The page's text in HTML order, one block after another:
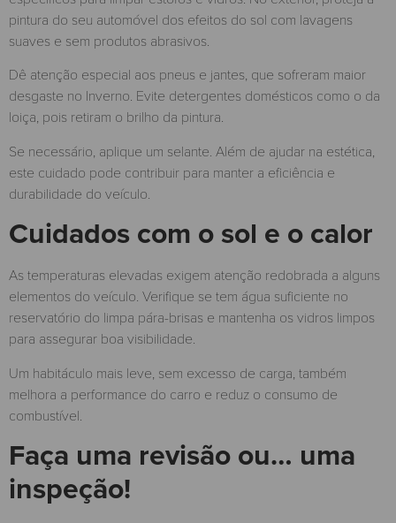
pintura do seu automóvel dos efeitos do sol com lavagens
suaves e sem produtos abrasivos.
Dê atenção especial aos pneus e jantes, que sofreram maior
desgaste no Inverno. Evite detergentes domésticos como o da
loiça, pois retiram o brilho da pintura.
Se necessário, aplique um selante. Além de ajudar na estética,
este cuidado pode contribuir para manter a eficiência e
durabilidade do veículo.
Cuidados com o sol e o calor
As temperaturas elevadas exigem atenção redobrada a alguns
elementos do veículo. Verifique se tem água suficiente no
reservatório do limpa pára-brisas e mantenha os vidros limpos
para assegurar boa visibilidade.
Um habitáculo mais leve, sem excesso de carga, também
melhora a performance do carro e reduz o consumo de
combustível.
Faça uma revisão ou… uma
inspeção!